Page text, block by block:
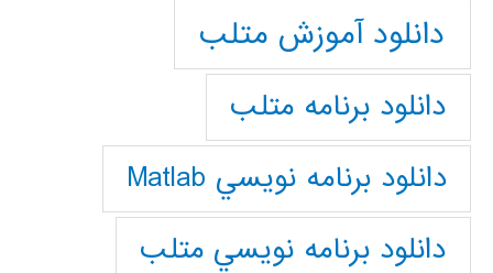
دانلود آموزش متلب
دانلود برنامه متلب
دانلود برنامه نويسي Matlab
دانلود برنامه نويسي متلب